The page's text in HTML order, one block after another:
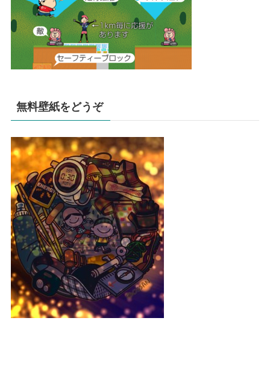
無料壁紙をどうぞ